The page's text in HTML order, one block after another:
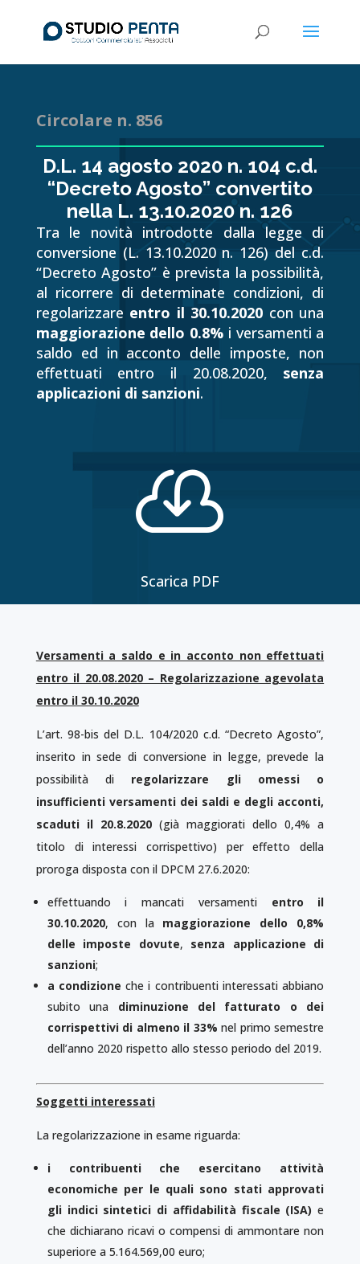
Circolare n. 856
D.L. 14 agosto 2020 n. 104 c.d.
“Decreto Agosto” convertito
nella L. 13.10.2020 n. 126
Tra le novità introdotte dalla legge di
conversione (L. 13.10.2020 n. 126) del c.d.
“Decreto Agosto” è prevista la possibilità,
al ricorrere di determinate condizioni, di
regolarizzare entro il 30.10.2020 con una
maggiorazione dello 0.8% i versamenti a
saldo ed in acconto delle imposte, non
effettuati entro il 20.08.2020, senza
applicazioni di sanzioni.

Scarica PDF
Versamenti a saldo e in acconto non effettuati
entro il 20.08.2020 – Regolarizzazione agevolata
entro il 30.10.2020
L’art. 98-bis del D.L. 104/2020 c.d. “Decreto Agosto”,
inserito in sede di conversione in legge, prevede la
possibilità di regolarizzare gli omessi o
insufficienti versamenti dei saldi e degli acconti,
scaduti il 20.8.2020(già maggiorati dello 0,4% a
titolo di interessi corrispettivo) per effetto della
proroga disposta con il DPCM 27.6.2020:
effettuando i mancati versamenti entro il
30.10.2020, con la maggiorazione dello 0,8%
delle imposte dovute, senza applicazione di
sanzioni;
a condizione che i contribuenti interessati abbiano
subito una diminuzione del fatturato o dei
corrispettivi di almeno il 33% nel primo semestre
dell’anno 2020 rispetto allo stesso periodo del 2019.
Soggetti interessati
La regolarizzazione in esame riguarda:
i contribuenti che esercitano attività
economiche per le quali sono stati approvati
gli indici sintetici di affidabilità fi­scale (ISA) e
che dichiarano ricavi o compensi di ammontare non
superiore a 5.164.569,00 euro;